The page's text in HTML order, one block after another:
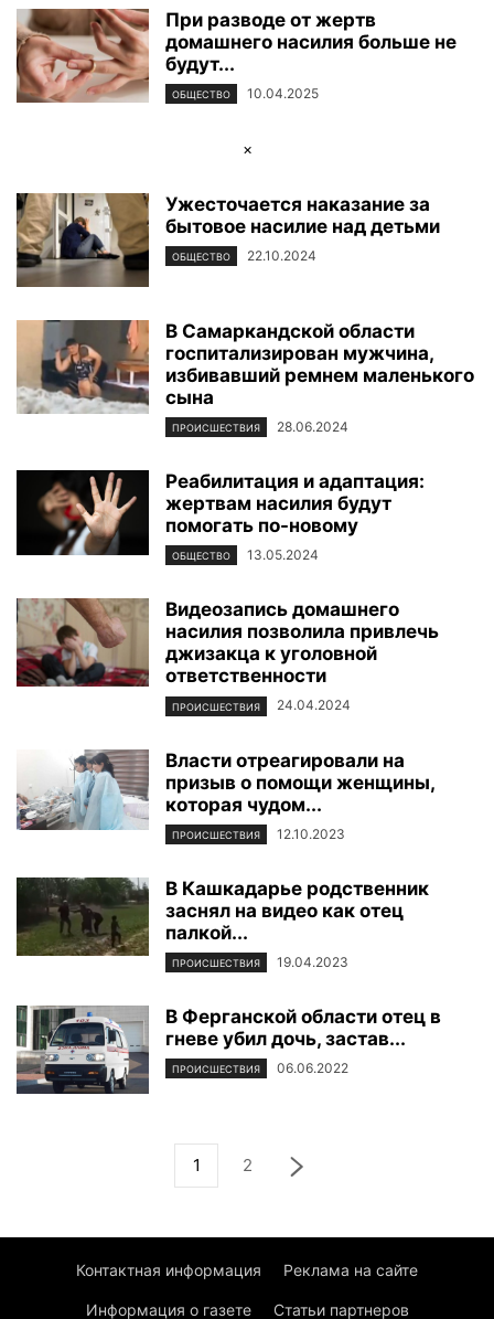
При разводе от жертв
домашнего насилия больше не
будут...
ОБЩЕСТВО 10.04.2025
×
Ужесточается наказание за
бытовое насилие над детьми
ОБЩЕСТВО 22.10.2024
В Самаркандской области
госпитализирован мужчина,
избивавший ремнем маленького
сына
ПРОИСШЕСТВИЯ 28.06.2024
Реабилитация и адаптация:
жертвам насилия будут
помогать по-новому
ОБЩЕСТВО 13.05.2024
Видеозапись домашнего
насилия позволила привлечь
джизакца к уголовной
ответственности
ПРОИСШЕСТВИЯ 24.04.2024
Власти отреагировали на
призыв о помощи женщины,
которая чудом...
ПРОИСШЕСТВИЯ 12.10.2023
В Кашкадарье родственник
заснял на видео как отец
палкой...
ПРОИСШЕСТВИЯ 19.04.2023
В Ферганской области отец в
гневе убил дочь, застав...
ПРОИСШЕСТВИЯ 06.06.2022
1 2
Контактная информация Реклама на сайте
Информация о газете Статьи партнеров